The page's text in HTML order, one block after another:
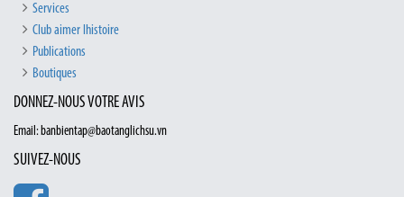
Services
Club aimer lhistoire
Publications
Boutiques
DONNEZ-NOUS VOTRE AVIS
Email: banbientap@baotanglichsu.vn
SUIVEZ-NOUS